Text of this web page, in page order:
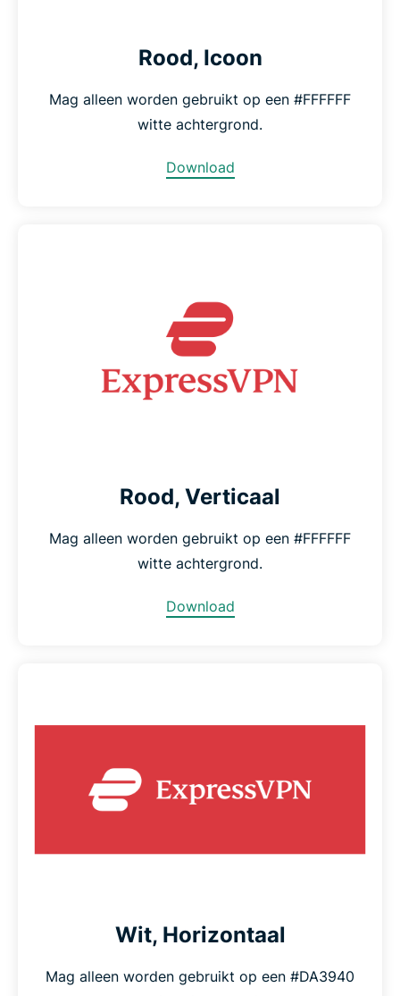
Rood, Icoon
Mag alleen worden gebruikt op een #FFFFFF
witte achtergrond.
Download
Rood, Verticaal
Mag alleen worden gebruikt op een #FFFFFF
witte achtergrond.
Download
Wit, Horizontaal
Mag alleen worden gebruikt op een #DA3940